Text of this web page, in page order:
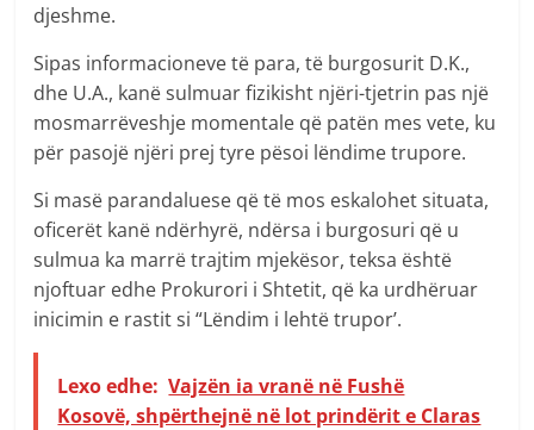
djeshme.
Sipas informacioneve të para, të burgosurit D.K.,
dhe U.A., kanë sulmuar fizikisht njëri-tjetrin pas një
mosmarrëveshje momentale që patën mes vete, ku
për pasojë njëri prej tyre pësoi lëndime trupore.
Si masë parandaluese që të mos eskalohet situata,
oficerët kanë ndërhyrë, ndërsa i burgosuri që u
sulmua ka marrë trajtim mjekësor, teksa është
njoftuar edhe Prokurori i Shtetit, që ka urdhëruar
inicimin e rastit si “Lëndim i lehtë trupor’.
Lexo edhe: Vajzën ia vranë në Fushë
Kosovë, shpërthejnë në lot prindërit e Claras